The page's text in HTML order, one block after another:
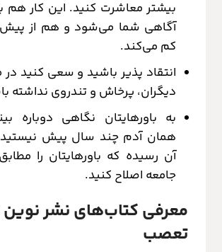
بیشتر معاشرت کنید. این کار هم
آگاهی شما می‌شود و هم از
کم می‌کند.
انتقاد پذیر باشید و سعی کنید در
دیگران، پرخاش و تندروی نداشته
به باورهایتان نگاهی دوباره
همان آدم چند سال پیش
آن رسیده که باورهایتان را
جامعه اصلاح کنید.
معرفی کتاب‌های نشر نوین
تعصب